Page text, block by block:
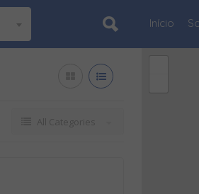
Início
All Categories